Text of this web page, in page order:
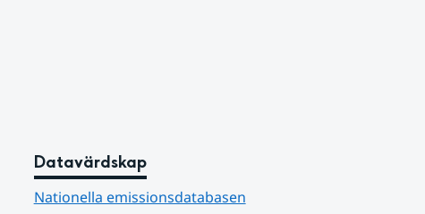
Datavärdskap
Nationella emissionsdatabasen